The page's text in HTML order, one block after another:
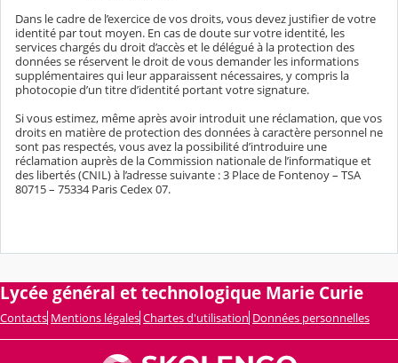
Dans le cadre de l’exercice de vos droits, vous devez justifier de votre
identité par tout moyen. En cas de doute sur votre identité, les
services chargés du droit d’accès et le délégué à la protection des
données se réservent le droit de vous demander les informations
supplémentaires qui leur apparaissent nécessaires, y compris la
photocopie d’un titre d’identité portant votre signature.
Si vous estimez, même après avoir introduit une réclamation, que vos
droits en matière de protection des données à caractère personnel ne
sont pas respectés, vous avez la possibilité d’introduire une
réclamation auprès de la Commission nationale de l’informatique et
des libertés (CNIL) à l’adresse suivante : 3 Place de Fontenoy – TSA
80715 – 75334 Paris Cedex 07.
Lycée général et technologique Marie Curie
Contacts Mentions légales Chartes d'utilisation Données personnelles